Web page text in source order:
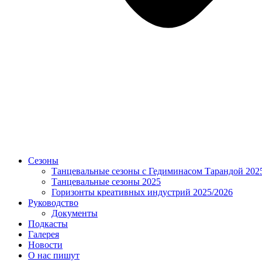
Сезоны
Танцевальные сезоны с Гедиминасом Тарандой
Танцевальные сезоны 2025
Горизонты креативных индустрий 2025/2026
Руководство
Документы
Подкасты
Галерея
Новости
О нас пишут